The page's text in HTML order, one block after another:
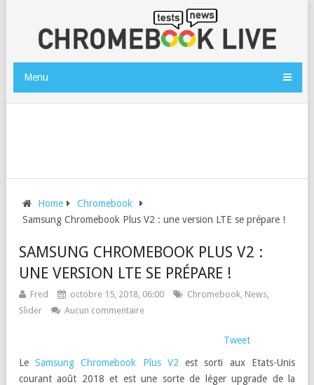
Menu
Home
Chromebook
Samsung Chromebook Plus V2 : une version LTE se prépare !
SAMSUNG CHROMEBOOK PLUS V2 :
UNE VERSION LTE SE PRÉPARE !
Fred octobre 15, 2018, 06:00 Chromebook, News,
Slider
Aucun commentaire
Tweet
LeSamsung Chromebook Plus V2 est sorti aux Etats-Unis
courant août 2018 et est une sorte de léger upgrade de la